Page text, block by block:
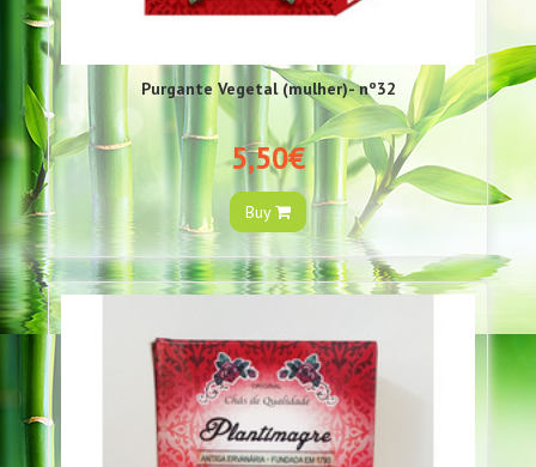
Purgante Vegetal (mulher)- nº32
5,50€
Buy